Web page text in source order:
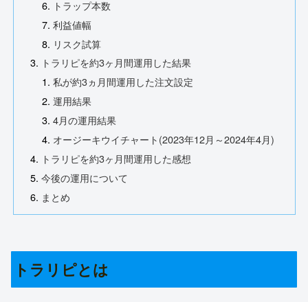
トラップ本数
利益値幅
リスク試算
トラリピを約3ヶ月間運用した結果
私が約3ヵ月間運用した注文設定
運用結果
4月の運用結果
オージーキウイチャート(2023年12月～2024年4月)
トラリピを約3ヶ月間運用した感想
今後の運用について
まとめ
トラリピとは